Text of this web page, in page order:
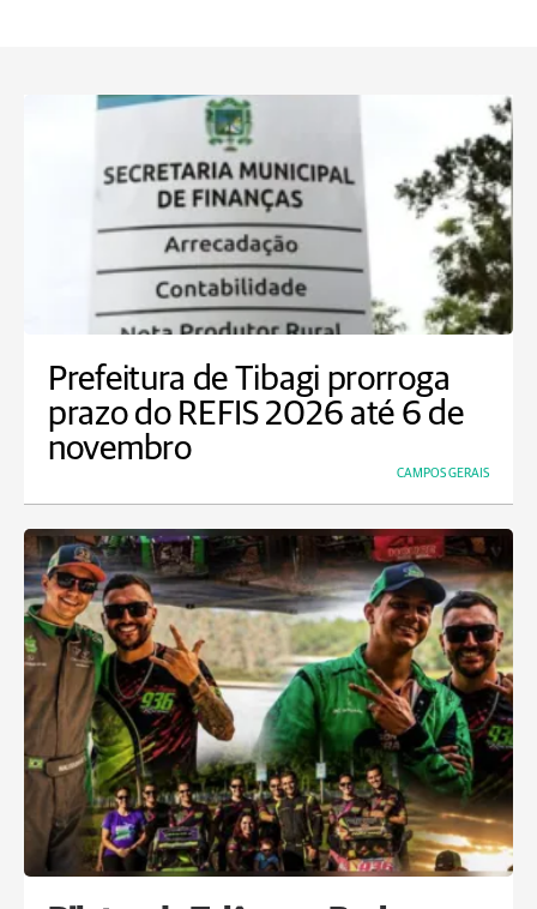
Prefeitura de Tibagi prorroga
prazo do REFIS 2026 até 6 de
novembro
CAMPOS GERAIS